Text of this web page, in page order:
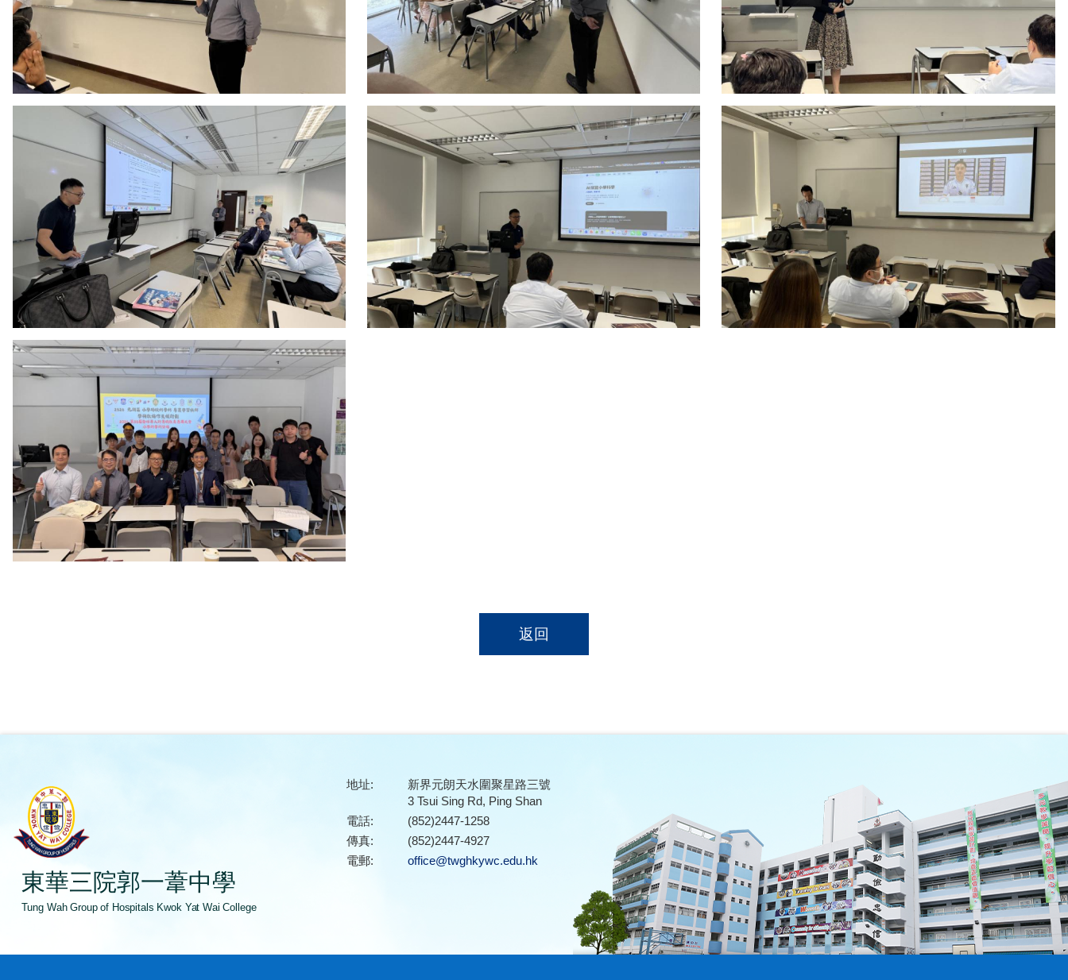
返回
東華三院郭一葦中學
Tung Wah Group of Hospitals Kwok Yat Wai College
地址:
新界元朗天水圍聚星路三號
3 Tsui Sing Rd, Ping Shan
電話:
(852)2447-1258
傳真:
(852)2447-4927
電郵:
office@twghkywc.edu.hk